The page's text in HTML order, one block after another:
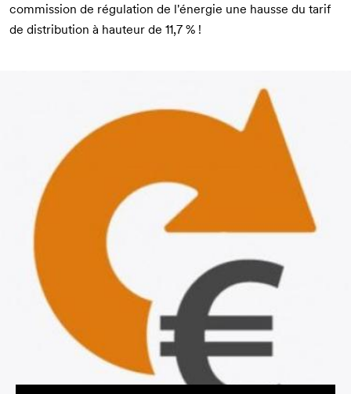
commission de régulation de l'énergie une hausse du tarif
de distribution à hauteur de 11,7 % !